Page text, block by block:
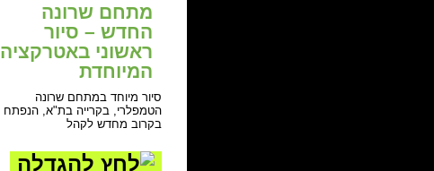
מתחם שרונה
החדש – סיור
ראשוני באטרקציה
המיוחדת
סיור מיוחד במתחם שרונה
הטמפלרי, בקרייה בת"א, הנפתח
בקרוב מחדש לקהל